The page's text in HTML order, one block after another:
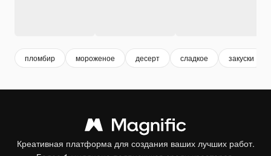
пломбир мороженое десерт сладкое закуски
Креативная платформа для создания ваших лучших работ.